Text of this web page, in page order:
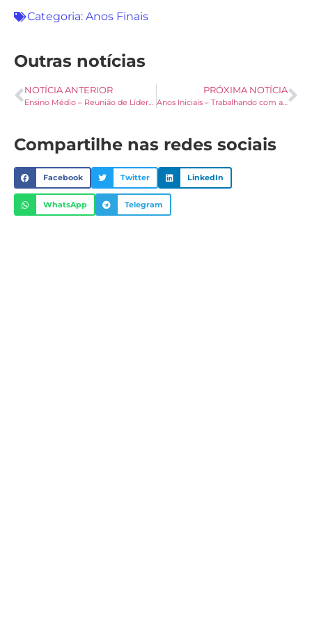
Categoria: Anos Finais
Outras notícias
NOTÍCIA ANTERIOR
Ensino Médio – Reunião de Líderes e Vice-Líderes
PRÓXIMA NOTÍCIA
Anos Iniciais – Trabalhando com a literatura infantil ” Um leão dentro de nós.”
Compartilhe nas redes sociais
Facebook Twitter LinkedIn
WhatsApp Telegram